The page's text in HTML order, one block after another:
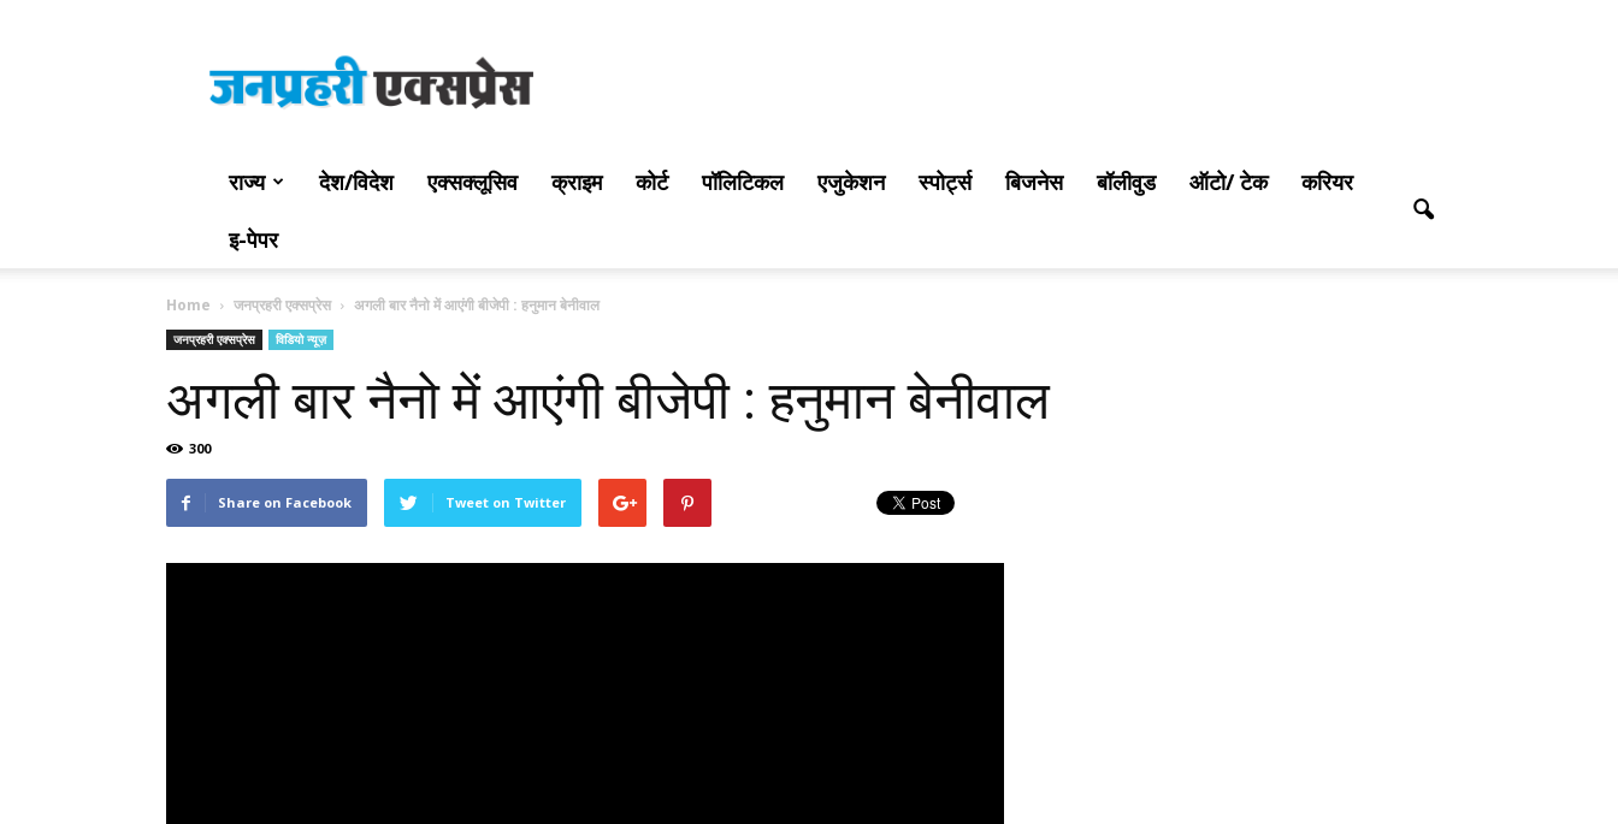
Prahari
Express
राज्य देश/विदेश एक्सक्लूसिव क्राइम कोर्ट पॉलिटिकल एजुकेशन स्पोर्ट्स बिजनेस बॉलीवुड ऑटो/ टेक
करियर
इ-पेपर
Home जनप्रहरी एक्सप्रेस अगली बार नैनो में आएंगी बीजेपी : हनुमान बेनीवाल
जनप्रहरी एक्सप्रेस विडियो न्यूज़
अगली बार नैनो में आएंगी बीजेपी : हनुमान बेनीवाल
300
Share on Facebook Tweet on Twitter